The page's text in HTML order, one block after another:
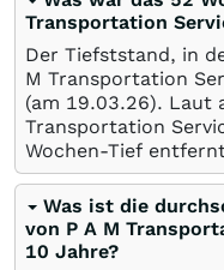
Transportation
Der Tiefststand, in
M Transportation
(am 19.03.26). Laut
Transportation
Wochen-Tief
Was ist die
von P A M
10 Jahre?